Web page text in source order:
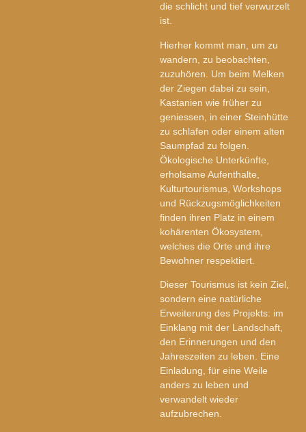
die schlicht und tief verwurzelt
ist.
Hierher kommt man, um zu
wandern, zu beobachten,
zuzuhören. Um beim Melken
der Ziegen dabei zu sein,
Kastanien wie früher zu
geniessen, in einer Steinhütte
zu schlafen oder einem alten
Saumpfad zu folgen.
Ökologische Unterkünfte,
erholsame Aufenthalte,
Kulturtourismus, Workshops
und Rückzugsmöglichkeiten
finden ihren Platz in einem
kohärenten Ökosystem,
welches die Orte und ihre
Bewohner respektiert.
Dieser Tourismus ist kein Ziel,
sondern eine natürliche
Erweiterung des Projekts: im
Einklang mit der Landschaft,
den Erinnerungen und den
Jahreszeiten zu leben. Eine
Einladung, für eine Weile
anders zu leben und
verwandelt wieder
aufzubrechen.